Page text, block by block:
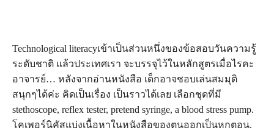
Technological literacyเข้าเป็นส่วนหนึ่งของข้อสอบวันความรู้
ระดับชาติ แล้วประเทศเรา จะบรรจุไว้ในหลักสูตรเมื่อไรคะ
อาจารย์… หลังจากอ่านหนังสือ เด็กอาจชอบเล่นสมมุติ
สนุกๆได้ค่ะ คิดเป็นเรื่อง เป็นราวได้เลย เลือกชุดที่มี
stethoscope, reflex tester, pretend syringe, a blood stress pump.
โคเพอร์นิคัส​แบ่ง​เนื้อหา​ใน​หนังสือ​ของ​ตน​ออก​เป็น​หก​ตอน.